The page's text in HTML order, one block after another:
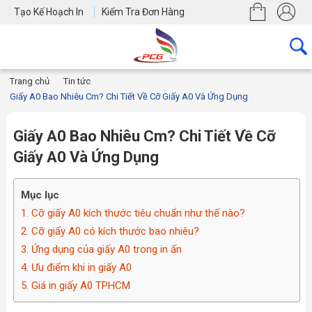
Tạo Kế Hoạch In Kiểm Tra Đơn Hàng
Trang chủ
Tin tức
Giấy A0 Bao Nhiêu Cm? Chi Tiết Về Cỡ Giấy A0 Và Ứng Dụng
Giấy A0 Bao Nhiêu Cm? Chi Tiết Về Cỡ
Giấy A0 Và Ứng Dụng
Mục lục
1. Cỡ giấy A0 kích thước tiêu chuẩn như thế nào?
2. Cỡ giấy A0 có kích thước bao nhiêu?
3. Ứng dụng của giấy A0 trong in ấn
4. Ưu điểm khi in giấy A0
5. Giá in giấy A0 TPHCM